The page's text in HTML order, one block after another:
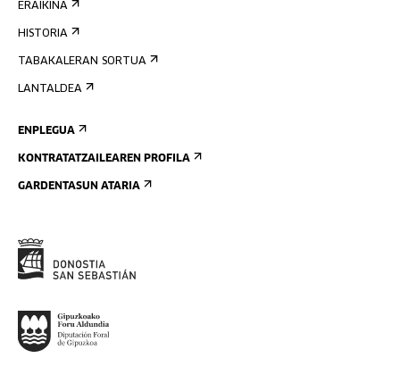
ERAIKINA
HISTORIA
TABAKALERAN SORTUA
LANTALDEA
ENPLEGUA
KONTRATATZAILEAREN PROFILA
GARDENTASUN ATARIA